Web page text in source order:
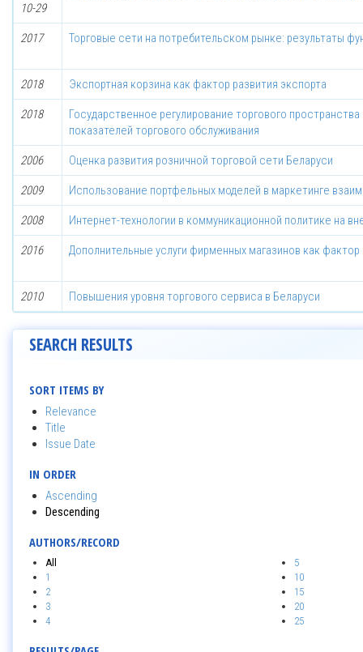
10-29
2017 Торговые сети на потребительском рынке: результаты
2018 Экспортная корзина как фактор развития экспорта
2018
Государственное регулирование торгового
показателей торгового обслуживания
2006 Оценка развития розничной торговой сети Беларуси
2009 Использование портфельных моделей в маркетинге
2008 Интернет-технологии в коммуникационной политике на
2016 Дополнительные услуги фирменных магазинов как
2010 Повышения уровня торгового сервиса в Беларуси
SEARCH RESULTS
SORT ITEMS BY
Relevance
Title
Issue Date
IN ORDER
Ascending
Descending
AUTHORS/RECORD
All
1
2
3
4
5
10
15
20
25